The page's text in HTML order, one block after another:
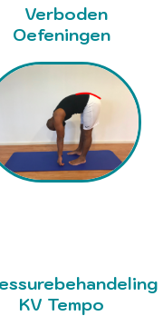
Verboden
Oefeningen
KV Tempo